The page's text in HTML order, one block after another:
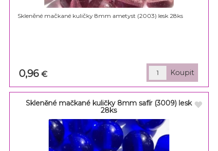
Skleněné mačkané kuličky 8mm ametyst (2003) lesk 28ks
0,96€
Skleněné mačkané kuličky 8mm safír (3009) lesk
28ks